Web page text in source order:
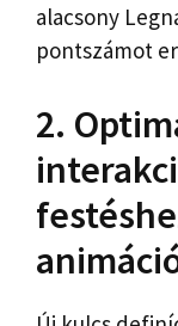
alacsony
pontszámot
2.